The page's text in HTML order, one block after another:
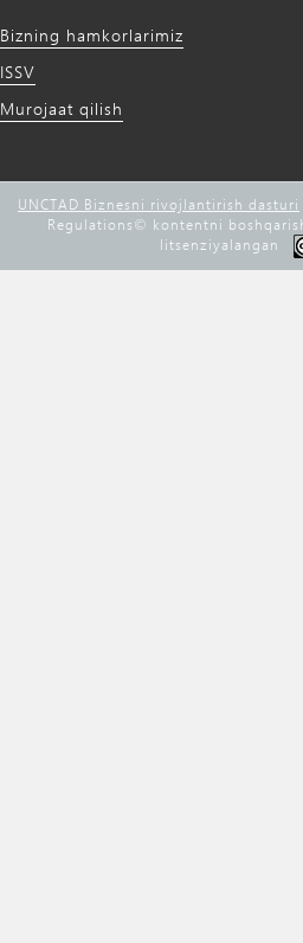
Bizning hamkorlarimiz
ISSV
Murojaat qilish
UNCTAD Biznesni rivojlantirish dasturi
Regulations©️ kontentni
litsenziyalangan